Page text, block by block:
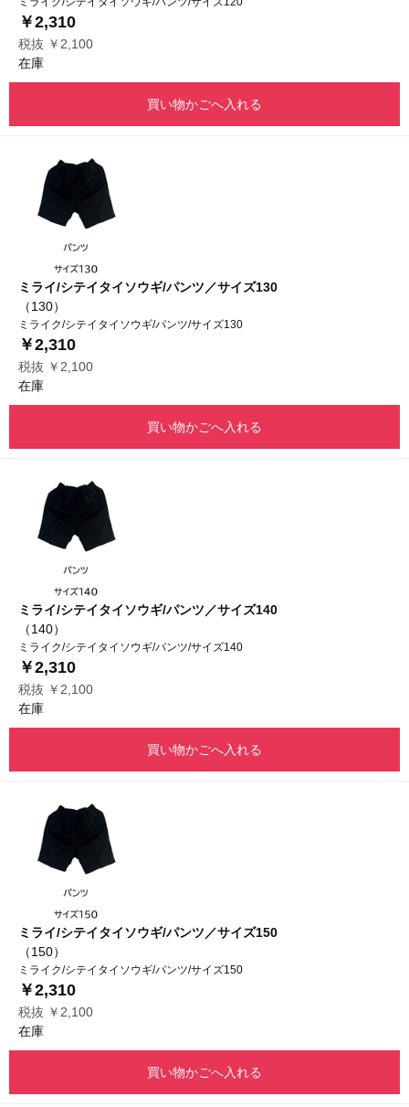
￥2,310
税抜 ￥2,100
在庫
買い物かごへ入れる
ミライ/シテイタイソウギ/パンツ／サイズ130
（130）
ミライク/シテイタイソウギ/パンツ/サイズ130
￥2,310
税抜 ￥2,100
在庫
買い物かごへ入れる
ミライ/シテイタイソウギ/パンツ／サイズ140
（140）
ミライク/シテイタイソウギ/パンツ/サイズ140
￥2,310
税抜 ￥2,100
在庫
買い物かごへ入れる
ミライ/シテイタイソウギ/パンツ／サイズ150
（150）
ミライク/シテイタイソウギ/パンツ/サイズ150
￥2,310
税抜 ￥2,100
在庫
買い物かごへ入れる